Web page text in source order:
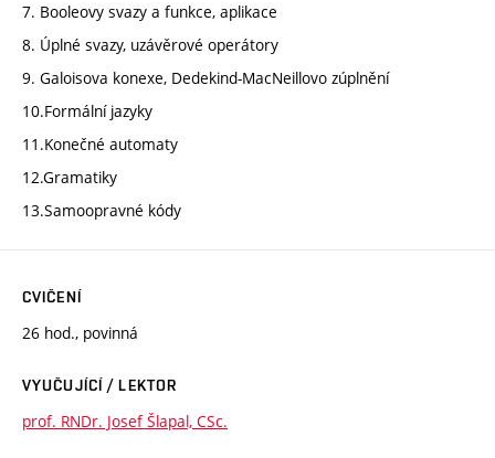
7. Booleovy svazy a funkce, aplikace
8. Úplné svazy, uzávěrové operátory
9. Galoisova konexe, Dedekind-MacNeillovo zúplnění
10.Formální jazyky
11.Konečné automaty
12.Gramatiky
13.Samoopravné kódy
CVIČENÍ
26 hod., povinná
VYUČUJÍCÍ / LEKTOR
prof. RNDr. Josef Šlapal, CSc.